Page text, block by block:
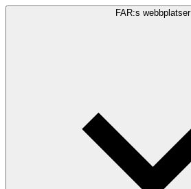
FAR:s webbplatser